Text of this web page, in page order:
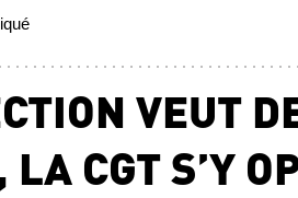
VEUT
CGT S’Y